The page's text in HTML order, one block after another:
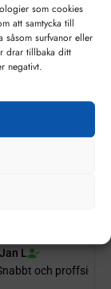
som cookies
att samtycka till
surfvanor eller
drar tillbaka ditt
negativt.
genom
limma med
måste
produkter.